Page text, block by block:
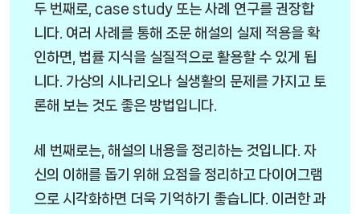
두 번째로, case study 또는 사례 연구를 권장합
니다. 여러 사례를 통해 조문 해설의 실제 적용을 확
인하면, 법률 지식을 실질적으로 활용할 수 있게 됩
니다. 가상의 시나리오나 실생활의 문제를 가지고 토
론해 보는 것도 좋은 방법입니다.
세 번째로는, 해설의 내용을 정리하는 것입니다. 자
신의 이해를 돕기 위해 요점을 정리하고 다이어그램
으로 시각화하면 더욱 기억하기 좋습니다. 이러한 과